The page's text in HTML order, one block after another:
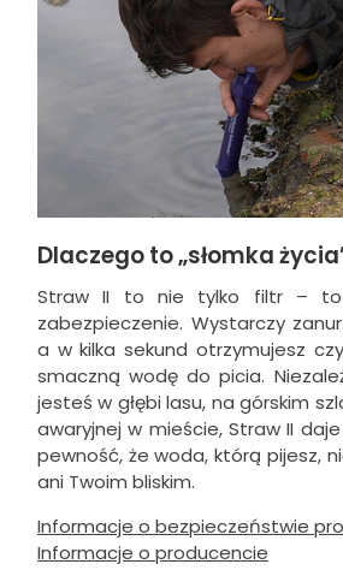
Dlaczego to „słomka
Straw II to nie tylko filtr – to
zabezpieczenie. Wystarczy
a w kilka sekund otrzymujesz
smaczną wodę do picia.
jesteś w głębi lasu, na górskim
awaryjnej w mieście, Straw II
pewność, że woda, którą pijesz,
ani Twoim bliskim.
Informacje o bezpieczeństwie
Informacje o producencie